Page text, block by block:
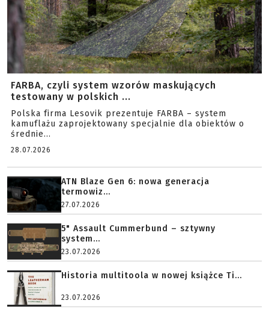
FARBA, czyli system wzorów maskujących
testowany w polskich ...
Polska firma Lesovik prezentuje FARBA – system
kamuflażu zaprojektowany specjalnie dla obiektów o
średnie...
28.07.2026
ATN Blaze Gen 6: nowa generacja
termowiz...
27.07.2026
5" Assault Cummerbund – sztywny
system...
23.07.2026
Historia multitoola w nowej książce Ti...
23.07.2026